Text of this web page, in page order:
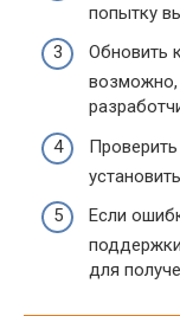
попытку
Обновить
Если
для